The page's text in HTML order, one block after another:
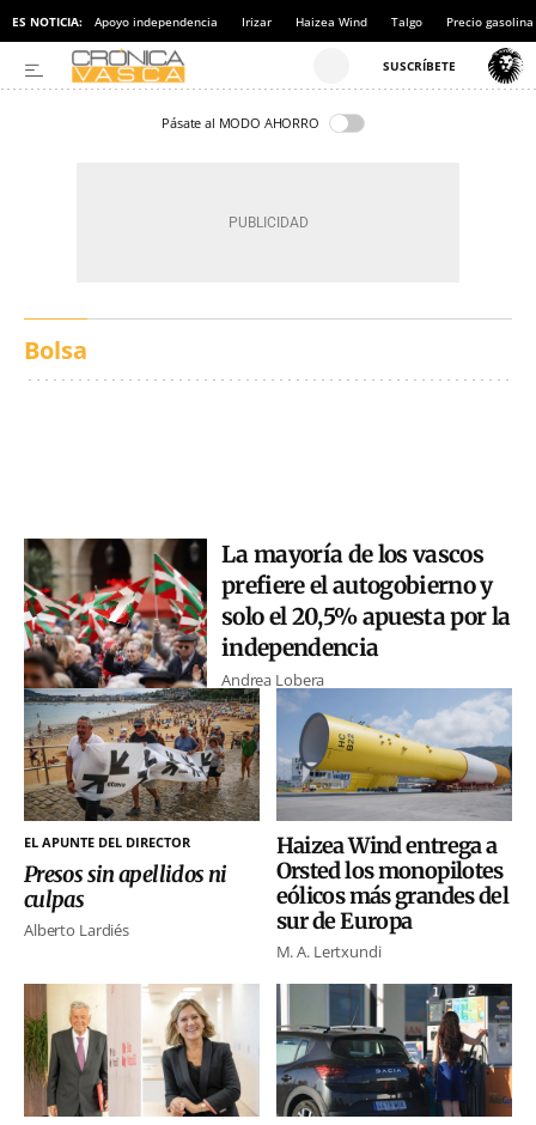
ES NOTICIA: Apoyo independencia Irizar Haizea Wind Talgo Precio gasolina
Pásate al MODO AHORRO
Bolsa
La mayoría de los vascos
prefiere el autogobierno y
solo el 20,5% apuesta por la
independencia
Andrea Lobera
EL APUNTE DEL DIRECTOR
Presos sin apellidos ni
culpas
Alberto Lardiés
Haizea Wind entrega a
Orsted los monopilotes
eólicos más grandes del
sur de Europa
M. A. Lertxundi